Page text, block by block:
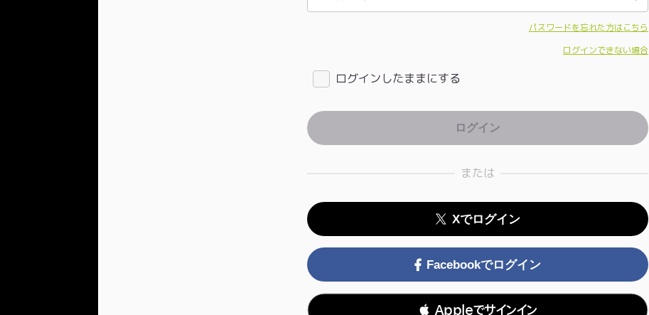
パスワードを忘れた方はこちら
ログインできない場合
ログインしたままにする
または
Xでログイン
Facebookでログイン
 Appleでサインイン